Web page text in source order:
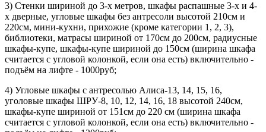
3) Стенки шириной до 3-х метров, шкафы распашные 3-х и 4-
х дверные, угловые шкафы без антресоли высотой 210см и
220см, мини-кухни, прихожие (кроме категории 1, 2, 3),
библиотеки, матрасы шириной от 170см до 200см, радиусные
шкафы-купе, шкафы-купе шириной до 150см (ширина шкафа
считается с угловой колонкой, если она есть) включительно -
подъём на лифте - 1000руб;
4) Угловые шкафы с антресолью Алиса-13, 14, 15, 16,
уголовые шкафы ШРУ-8, 10, 12, 14, 16, 18 высотой 240см,
шкафы-купе шириной от 151см до 220 см (ширина шкафа
считается с угловой колонкой, если она есть) включительно -